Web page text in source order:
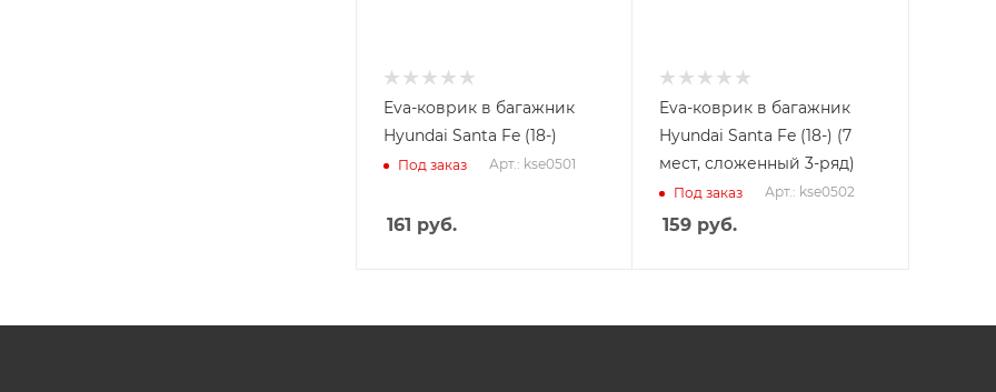
Eva-коврик в багажник
Hyundai Santa Fe (18-)
Под заказ Арт.: kse0501
161 руб.
Eva-коврик в багажник
Hyundai Santa Fe (18-) (7
мест, сложенный 3-ряд)
Под заказ Арт.: kse0502
159 руб.